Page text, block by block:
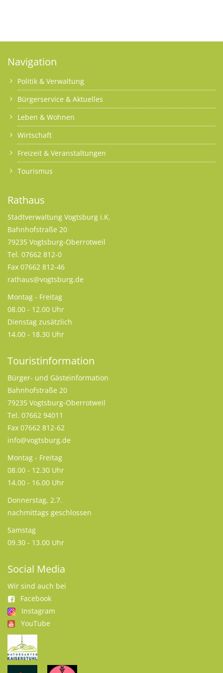
Navigation
Politik & Verwaltung
Bürgerservice & Aktuelles
Leben & Wohnen
Wirtschaft
Freizeit & Veranstaltungen
Tourismus
Rathaus
Stadtverwaltung Vogtsburg i.K.
Bahnhofstraße 20
79235 Vogtsburg-Oberrotweil
Tel. 07662 812-0
Fax 07662 812-46
rathaus@vogtsburg.de
Montag - Freitag
08.00 - 12.00 Uhr
Dienstag zusätzlich
14.00 - 18.30 Uhr
Touristinformation
Bürger- und Gästeinformation
Bahnhofstraße 20
79235 Vogtsburg-Oberrotweil
Tel. 07662 94011
Fax 07662 812-62
info@vogtsburg.de
Montag - Freitag
08.00 - 12.30 Uhr
14.00 - 16.00 Uhr
Donnerstag, 2.7.
nachmittags geschlossen
Samstag
09.30 - 13.00 Uhr
Social Media
Wir sind auch bei
Facebook
Instagram
YouTube